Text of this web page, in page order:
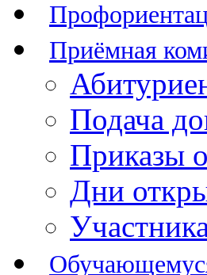
Приёмная
Подача
Приказы
Дни